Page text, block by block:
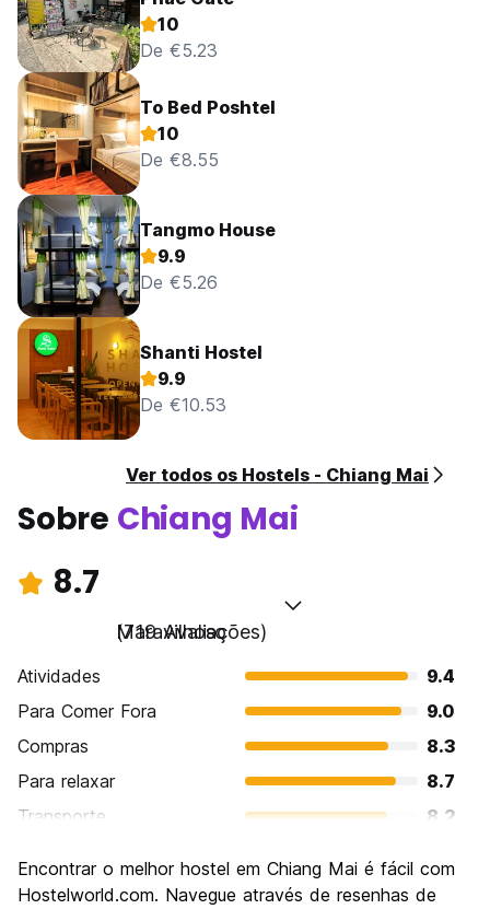
10
De €5.23
To Bed Poshtel
10
De €8.55
Tangmo House
9.9
De €5.26
Shanti Hostel
9.9
De €10.53
Ver todos os Hostels - Chiang Mai
Sobre Chiang Mai
8.7
Maravilhoso
(719 Avaliações)
Atividades
9.4
Para Comer Fora
9.0
Compras
8.3
Para relaxar
8.7
Transporte
8.2
Cultura
9.0
Encontrar o melhor hostel em Chiang Mai é fácil com
Hostelworld.com. Navegue através de resenhas de